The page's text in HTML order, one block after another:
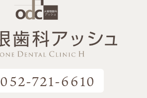
052-721-6610